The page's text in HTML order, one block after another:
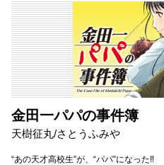
金田一パパの事件簿
天樹征丸/さとうふみや
“あの天才高校生”が、“パパ”になった